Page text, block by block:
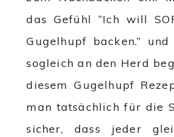
das Gefühl “Ich will
Gugelhupf backen.”
sogleich an den Herd
diesem Gugelhupf
man tatsächlich für die
sicher, dass jeder